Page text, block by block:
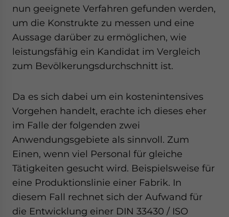
nun geeignete Verfahren gefunden werden,
um die Konstrukte zu messen und eine
Aussage darüber zu ermöglichen, wie
leistungsfähig ein Kandidat im Vergleich
zum Bevölkerungsdurchschnitt ist.
Da es sich dabei um ein kostenintensives
Vorgehen handelt, erachte ich dieses eher
im Falle der folgenden zwei
Anwendungsgebiete als sinnvoll. Zum
Einen, wenn viel Personal für gleiche
Tätigkeiten gesucht wird. Beispielsweise für
eine Produktionslinie einer Fabrik. In
diesem Fall rechnet sich der Aufwand für
die Entwicklung einer DIN 33430 / ISO